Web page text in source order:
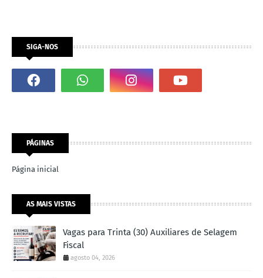
SIGA-NOS
PÁGINAS
Página inicial
AS MAIS VISTAS
Vagas para Trinta (30) Auxiliares de Selagem
Fiscal
agosto 04, 2026